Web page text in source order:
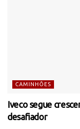
CAMINHÕES
Iveco segue
desafiador